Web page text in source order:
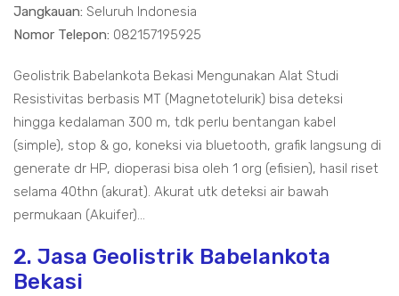
Jangkauan: Seluruh Indonesia
Nomor Telepon: 082157195925
Geolistrik Babelankota Bekasi Mengunakan Alat Studi
Resistivitas berbasis MT (Magnetotelurik) bisa deteksi
hingga kedalaman 300 m, tdk perlu bentangan kabel
(simple), stop & go, koneksi via bluetooth, grafik langsung di
generate dr HP, dioperasi bisa oleh 1 org (efisien), hasil riset
selama 40thn (akurat). Akurat utk deteksi air bawah
permukaan (Akuifer)...
2. Jasa Geolistrik Babelankota
Bekasi